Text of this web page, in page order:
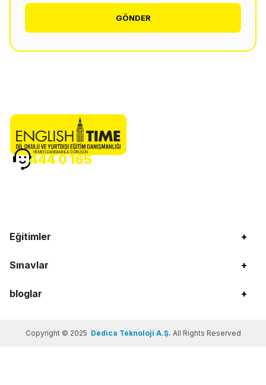
GÖNDER
Eğitimler +
Sınavlar +
bloglar +
HEMEN DANIŞMANLA GÖRÜŞÜN
444 0 165
Copyright © 2025 Dedica Teknoloji A.Ş. All Rights Reserved